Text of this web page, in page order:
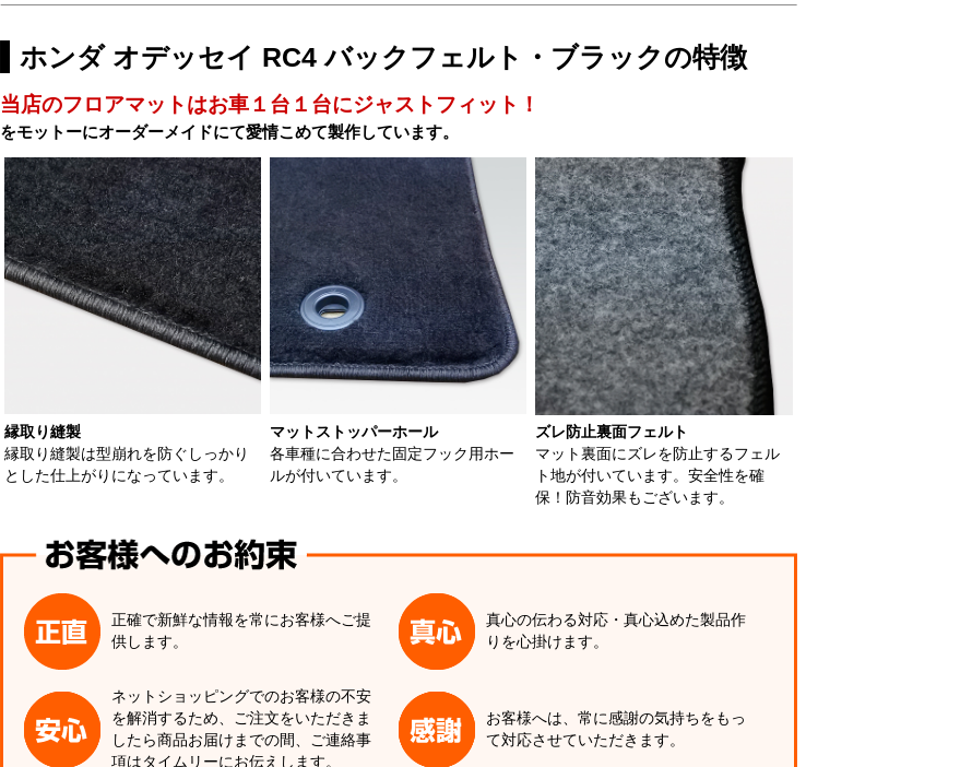
ホンダ オデッセイ RC4 バックフェルト・ブラックの特徴
当店のフロアマットはお車１台１台にジャストフィット！
をモットーにオーダーメイドにて愛情こめて製作しています。
縁取り縫製
縁取り縫製は型崩れを防ぐしっかり
とした仕上がりになっています。
マットストッパーホール
各車種に合わせた固定フック用ホー
ルが付いています。
ズレ防止裏面フェルト
マット裏面にズレを防止するフェル
ト地が付いています。安全性を確
保！防音効果もございます。
正確で新鮮な情報を常にお客様へご提
供します。
真心の伝わる対応・真心込めた製品作
りを心掛けます。
ネットショッピングでのお客様の不安
を解消するため、ご注文をいただきま
したら商品お届けまでの間、ご連絡事
項はタイムリーにお伝えします。
お客様へは、常に感謝の気持ちをもっ
て対応させていただきます。